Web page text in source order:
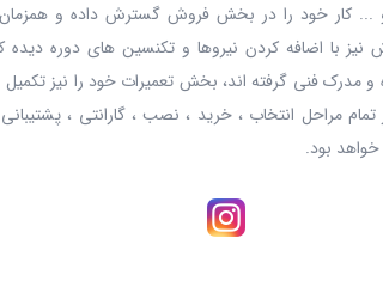
و ... کار خود را در بخش فروش گسترش داده و
با اضافه کردن نیروها و تکنسین های دوره دیده
مدرک فنی گرفته اند، بخش تعمیرات خود را نیز
تمام مراحل انتخاب ، خرید ، نصب ، گارانتی ،
بود.